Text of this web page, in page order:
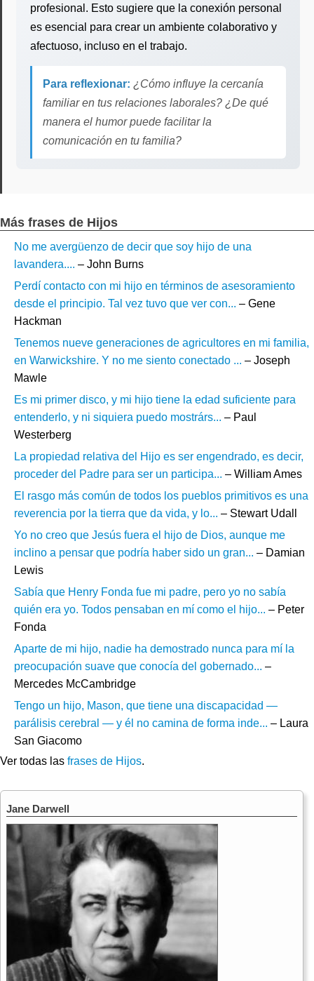
profesional. Esto sugiere que la conexión personal
es esencial para crear un ambiente colaborativo y
afectuoso, incluso en el trabajo.
Para reflexionar: ¿Cómo influye la cercanía
familiar en tus relaciones laborales? ¿De qué
manera el humor puede facilitar la
comunicación en tu familia?
Más frases de Hijos
No me avergüenzo de decir que soy hijo de una
lavandera.... – John Burns
Perdí contacto con mi hijo en términos de asesoramiento
desde el principio. Tal vez tuvo que ver con... – Gene
Hackman
Tenemos nueve generaciones de agricultores en mi familia,
en Warwickshire. Y no me siento conectado ... – Joseph
Mawle
Es mi primer disco, y mi hijo tiene la edad suficiente para
entenderlo, y ni siquiera puedo mostrárs... – Paul
Westerberg
La propiedad relativa del Hijo es ser engendrado, es decir,
proceder del Padre para ser un participa... – William Ames
El rasgo más común de todos los pueblos primitivos es una
reverencia por la tierra que da vida, y lo... – Stewart Udall
Yo no creo que Jesús fuera el hijo de Dios, aunque me
inclino a pensar que podría haber sido un gran... – Damian
Lewis
Sabía que Henry Fonda fue mi padre, pero yo no sabía
quién era yo. Todos pensaban en mí como el hijo... – Peter
Fonda
Aparte de mi hijo, nadie ha demostrado nunca para mí la
preocupación suave que conocía del gobernado... –
Mercedes McCambridge
Tengo un hijo, Mason, que tiene una discapacidad —
parálisis cerebral — y él no camina de forma inde... – Laura
San Giacomo
Ver todas las frases de Hijos.
Jane Darwell